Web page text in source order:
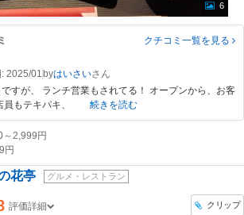
6
クチコミ一覧を見る
2025/01 byはいさい
すが、 ランチ営業もされてる！ オープンから、お客
もテキパキ、
続きを読む
～2,999円
円
花亭 グルメ・レストラン
評価詳細 クリップ